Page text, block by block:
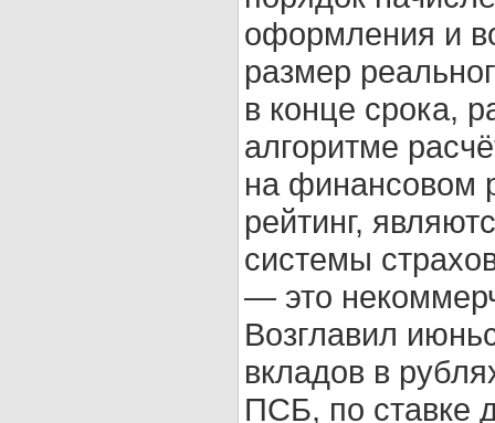
оформления и
размер
в конце срока,
алгоритме
на финансовом
рейтинг,
системы
— это
Возглавил
вкладов в
ПСБ, по ставке